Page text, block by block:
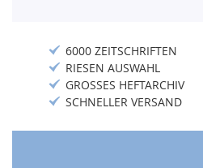
6000 ZEITSCHRIFTEN
RIESEN AUSWAHL
GROSSES HEFTARCHIV
SCHNELLER VERSAND